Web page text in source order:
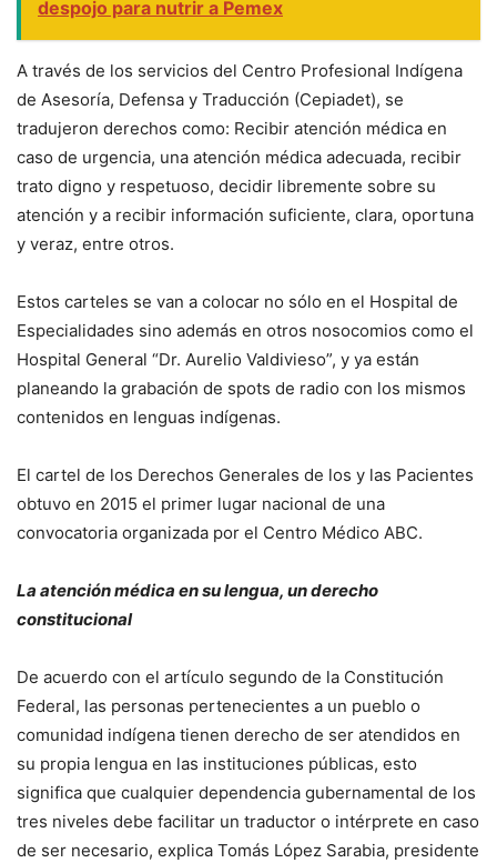
despojo para nutrir a Pemex
A través de los servicios del Centro Profesional Indígena
de Asesoría, Defensa y Traducción (Cepiadet), se
tradujeron derechos como: Recibir atención médica en
caso de urgencia, una atención médica adecuada, recibir
trato digno y respetuoso, decidir libremente sobre su
atención y a recibir información suficiente, clara, oportuna
y veraz, entre otros.
Estos carteles se van a colocar no sólo en el Hospital de
Especialidades sino además en otros nosocomios como el
Hospital General “Dr. Aurelio Valdivieso”, y ya están
planeando la grabación de spots de radio con los mismos
contenidos en lenguas indígenas.
El cartel de los Derechos Generales de los y las Pacientes
obtuvo en 2015 el primer lugar nacional de una
convocatoria organizada por el Centro Médico ABC.
La atención médica en su lengua, un derecho
constitucional
De acuerdo con el artículo segundo de la Constitución
Federal, las personas pertenecientes a un pueblo o
comunidad indígena tienen derecho de ser atendidos en
su propia lengua en las instituciones públicas, esto
significa que cualquier dependencia gubernamental de los
tres niveles debe facilitar un traductor o intérprete en caso
de ser necesario, explica Tomás López Sarabia, presidente